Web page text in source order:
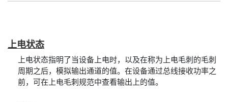
上电状态
上电状态指明了当设备上电时，以及在称为上电毛刺的毛刺
周期之后，模拟输出通道的值。在设备通过总线接收功率之
前，可在上电毛刺规范中查看输出上的值。